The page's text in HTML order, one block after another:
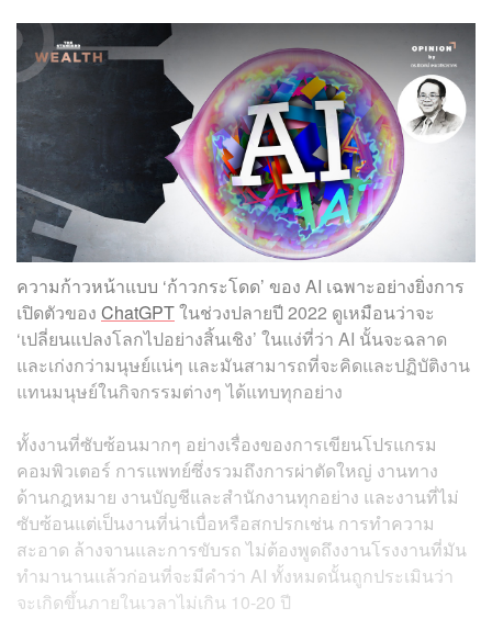
ความก้าวหน้าแบบ ‘ก้าวกระโดด’ ของ AI เฉพาะอย่างยิ่งการ
เปิดตัวของ ChatGPTในช่วงปลายปี 2022 ดูเหมือนว่าจะ
‘เปลี่ยนแปลงโลกไปอย่างสิ้นเชิง’ ในแง่ที่ว่า AI นั้นจะฉลาด
และเก่งกว่ามนุษย์แน่ๆ และมันสามารถที่จะคิดและปฏิบัติงาน
แทนมนุษย์ในกิจกรรมต่างๆ ได้แทบทุกอย่าง
ทั้งงานที่ซับซ้อนมากๆ อย่างเรื่องของการเขียนโปรแกรม
คอมพิวเตอร์ การแพทย์ซึ่งรวมถึงการผ่าตัดใหญ่ งานทาง
ด้านกฎหมาย งานบัญชีและสำนักงานทุกอย่าง และงานที่ไม่
ซับซ้อนแต่เป็นงานที่น่าเบื่อหรือสกปรกเช่น การทำความ
สะอาด ล้างจานและการขับรถ ไม่ต้องพูดถึงงานโรงงานที่มัน
ทำมานานแล้วก่อนที่จะมีคำว่า AI ทั้งหมดนั้นถูกประเมินว่า
จะเกิดขึ้นภายในเวลาไม่เกิน 10-20 ปี